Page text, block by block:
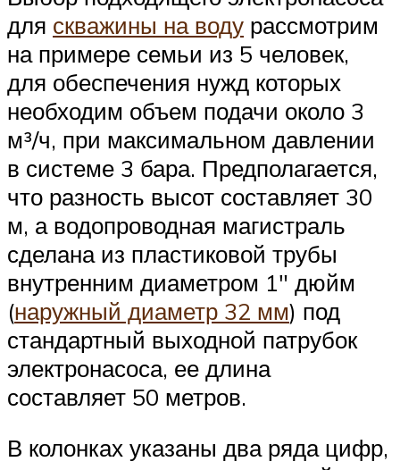
для скважины на воду рассмотрим
на примере семьи из 5 человек,
для обеспечения нужд которых
необходим объем подачи около 3
м³/ч, при максимальном давлении
в системе 3 бара. Предполагается,
что разность высот составляет 30
м, а водопроводная магистраль
сделана из пластиковой трубы
внутренним диаметром 1″ дюйм
(наружный диаметр 32 мм) под
стандартный выходной патрубок
электронасоса, ее длина
составляет 50 метров.
В колонках указаны два ряда цифр,